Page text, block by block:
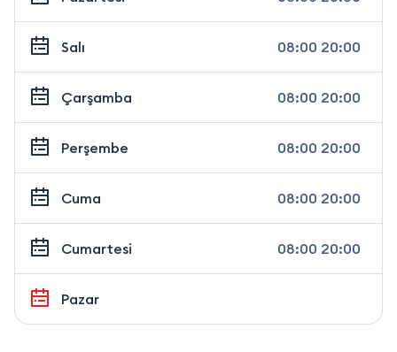
Salı 08:00 20:00
Çarşamba 08:00 20:00
Perşembe 08:00 20:00
Cuma 08:00 20:00
Cumartesi 08:00 20:00
Pazar